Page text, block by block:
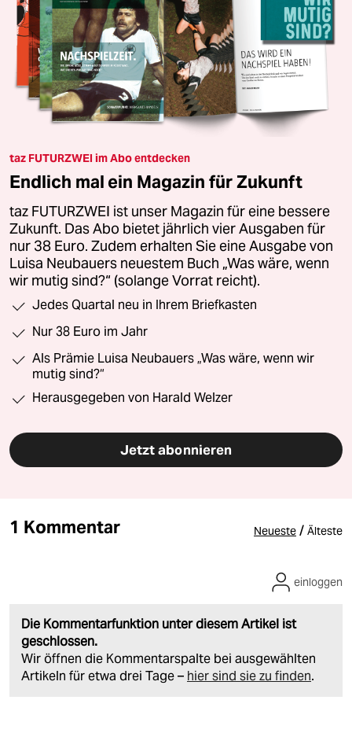
taz FUTURZWEI im Abo entdecken
Endlich mal ein Magazin für Zukunft
taz FUTURZWEI ist unser Magazin für eine bessere
Zukunft. Das Abo bietet jährlich vier Ausgaben für
nur 38 Euro. Zudem erhalten Sie eine Ausgabe von
Luisa Neubauers neuestem Buch „Was wäre, wenn
wir mutig sind?“ (solange Vorrat reicht).
Jedes Quartal neu in Ihrem Briefkasten
Nur 38 Euro im Jahr
Als Prämie Luisa Neubauers „Was wäre, wenn wir
mutig sind?“
Herausgegeben von Harald Welzer
Jetzt abonnieren
1 Kommentar Neueste / Älteste
Die Kommentarfunktion unter diesem Artikel ist
geschlossen.
Wir öffnen die Kommentarspalte bei ausgewählten
Artikeln für etwa drei Tage – hier sind sie zu finden.
einloggen